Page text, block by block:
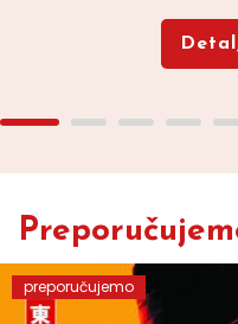
preporučujemo